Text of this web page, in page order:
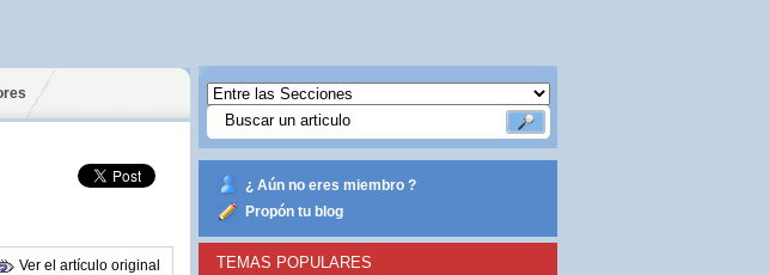
Ver el artículo original
¿ Aún no eres miembro ?
Propón tu blog
TEMAS POPULARES